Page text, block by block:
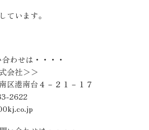
ています。
わせは・・・・
会社＞＞
区港南台４－２１－１７
2622